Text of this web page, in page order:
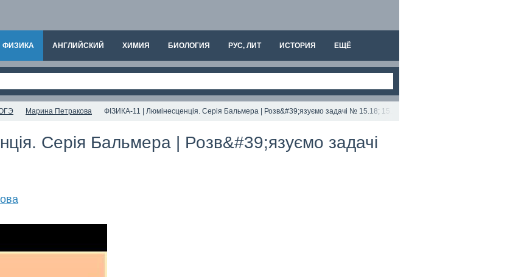
ФИЗИКА АНГЛИЙСКИЙ ХИМИЯ БИОЛОГИЯ РУС, ЛИТ ИСТОРИЯ ЕЩЁ
Марина Петракова ФІЗИКА-11 | Люмінесценція. Серія Бальмера | Розв&#39;язуємо задачі № 15.18; 15.25.
Серія Бальмера | Розв&#39;язуємо задачі